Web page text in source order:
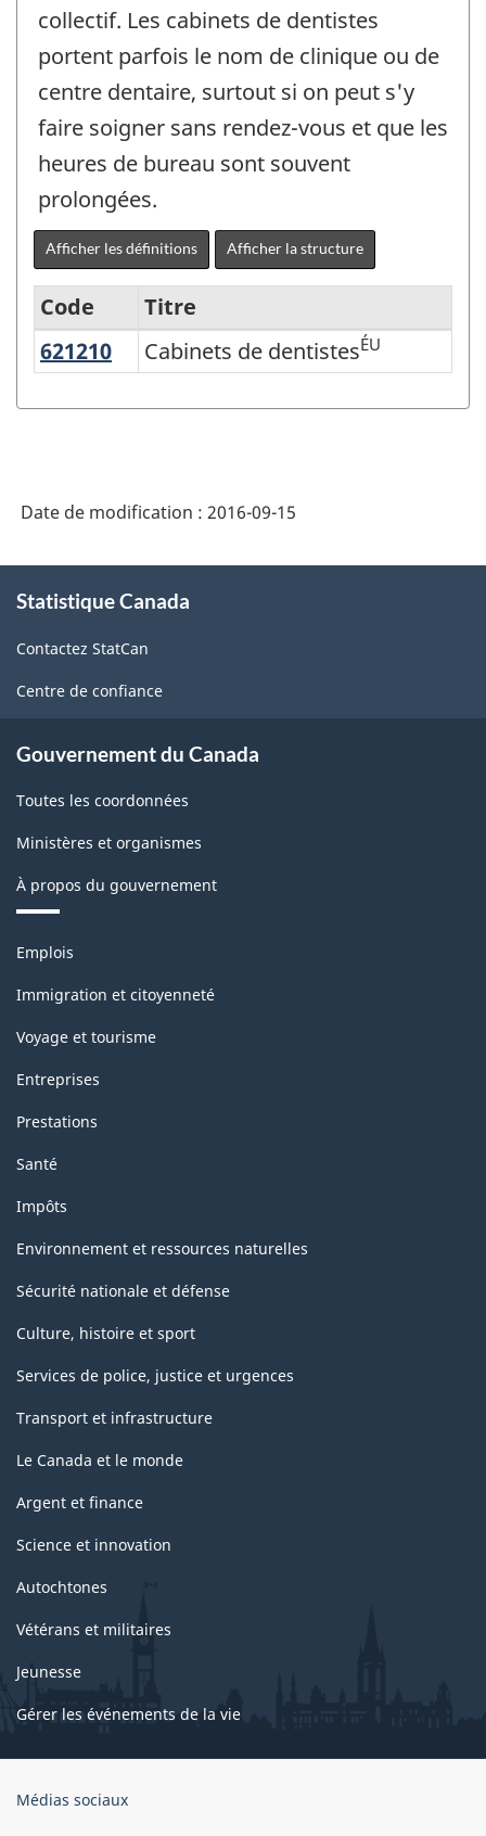
collectif. Les cabinets de dentistes
portent parfois le nom de clinique ou de
centre dentaire, surtout si on peut s'y
faire soigner sans rendez-vous et que les
heures de bureau sont souvent
prolongées.
Afficher les définitions Afficher la structure
Variante
de
l'enquête
sur
la
active
Structure
de
classification
Code
Titre
621210 Cabinets de dentistes
Cabinets de dentistesÉU
Date de modification : 2016-09-15
propos
ce
site
Statistique Canada
Contactez StatCan
Centre de confiance
Gouvernement du Canada
Toutes les coordonnées
Ministères et organismes
À propos du gouvernement
Thèmes
sujets
Emplois
Immigration et citoyenneté
Voyage et tourisme
Entreprises
Prestations
Santé
Impôts
Environnement et ressources naturelles
Sécurité nationale et défense
Culture, histoire et sport
Services de police, justice et urgences
Transport et infrastructure
Le Canada et le monde
Argent et finance
Science et innovation
Autochtones
Vétérans et militaires
Jeunesse
Gérer les événements de la vie
Organisation
Médias sociaux